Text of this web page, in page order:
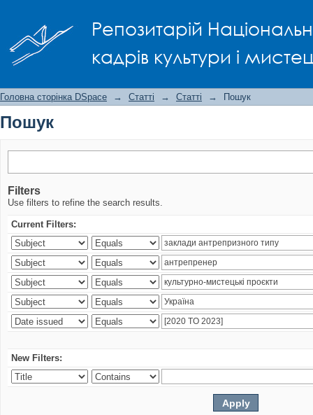
Репозитарій
кадрів культури і
Головна сторінка DSpace → Статті → Статті → Пошук
Пошук
Filters
Use filters to refine the search results.
Current Filters:
New Filters: